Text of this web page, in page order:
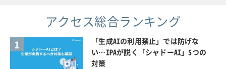
アクセス総合ランキング
1
「生成AIの利用禁止」では防げな
い…IPAが説く「シャドーAI」5つの
対策